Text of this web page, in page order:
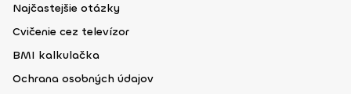
Najčastejšie otázky
Cvičenie cez televízor
BMI kalkulačka
Ochrana osobných údajov